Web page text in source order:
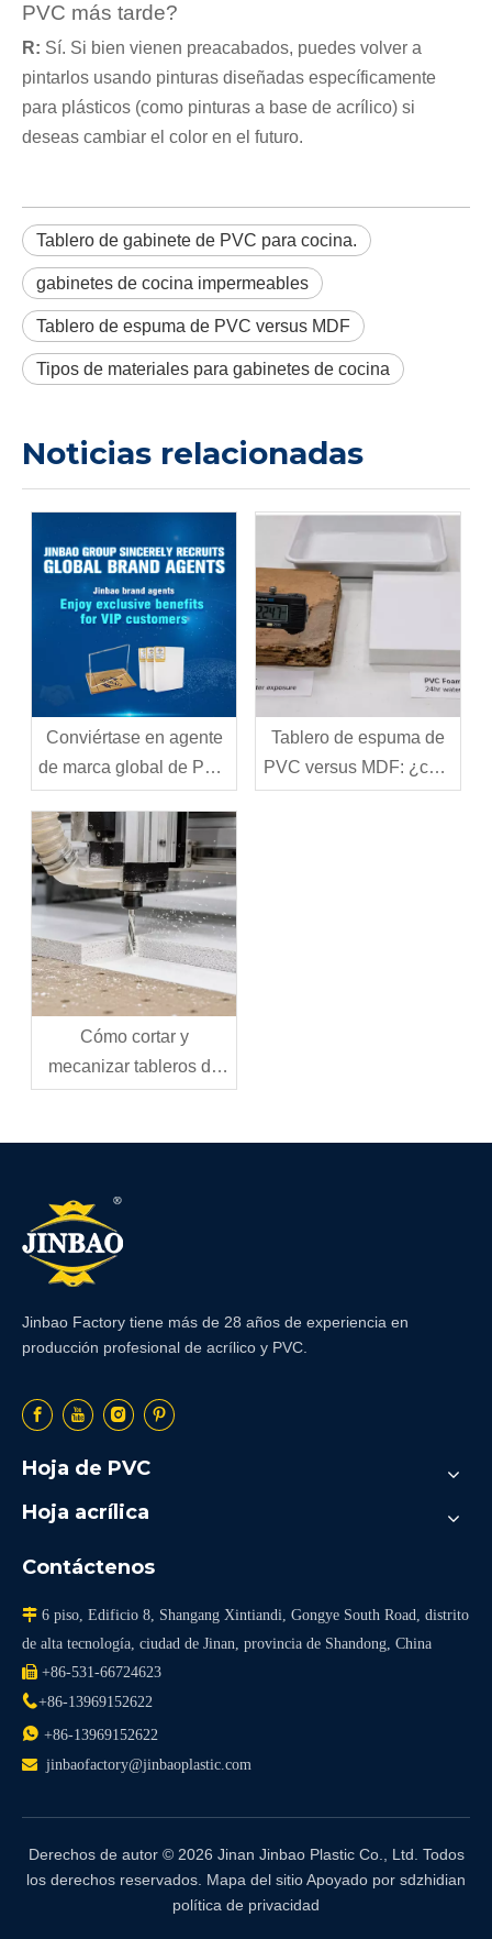
PVC más tarde?
R: Sí. Si bien vienen preacabados, puedes volver a
pintarlos usando pinturas diseñadas específicamente
para plásticos (como pinturas a base de acrílico) si
deseas cambiar el color en el futuro.
Tablero de gabinete de PVC para cocina.
gabinetes de cocina impermeables
Tablero de espuma de PVC versus MDF
Tipos de materiales para gabinetes de cocina
Noticias relacionadas
Conviértase en agente
de marca global de PVC
de Jinbao
Tablero de espuma de
PVC versus MDF: ¿cuál
debería elegir para su
Cómo cortar y
mecanizar tableros de
espuma de PVC:
Jinbao Factory tiene más de 28 años de experiencia en
producción profesional de acrílico y PVC.
Hoja de PVC
Hoja acrílica
Contáctenos
 6 piso, Edificio 8, Shangang Xintiandi, Gongye South Road, distrito
de alta tecnología, ciudad de Jinan, provincia de Shandong, China
 +86-531-66724623
+86-13969152622
 +86-13969152622
 jinbaofactory@jinbaoplastic.com
Derechos de autor © 2026 Jinan Jinbao Plastic Co., Ltd. Todos
los derechos reservados. Mapa del sitioApoyado por sdzhidian
política de privacidad